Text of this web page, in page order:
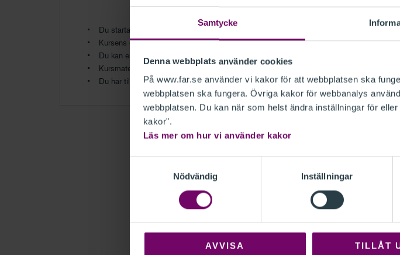
Samtycke
Denna webbplats använder cookies
På www.far.se använder vi kakor för att webbplatsen ska
webbplatsen ska fungera. Övriga kakor för webbanalys
webbplatsen. Du kan när som helst ändra inställningar för
kakor".
Läs mer om hur vi använder kakor
Nödvändig
Inställningar
AVVISA TILLÅT
Du startar onlinekursen via
Mina utbildningar
Kursens genomförandetid är ca 50 minuter
Du kan enkelt repetera avsnitt
Kursmaterial i pdf finns för utvalda kurser
Du har tillgång till kursen/filmen i 12 månader